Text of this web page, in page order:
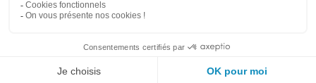
Plateforme de signalement